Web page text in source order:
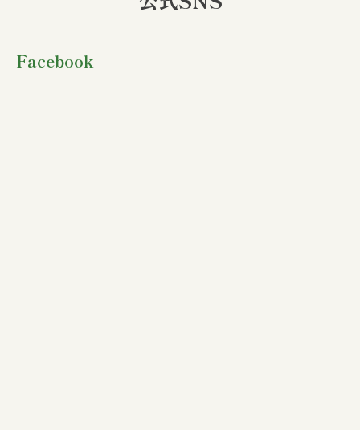
Facebook